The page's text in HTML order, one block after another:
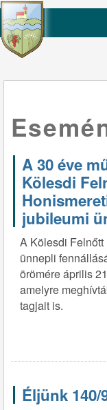
A 30 éve
Kölesdi
jubileumi
A Kölesdi
ünnepli
örömére április
amelyre
tagjait is.
Éljünk 140/